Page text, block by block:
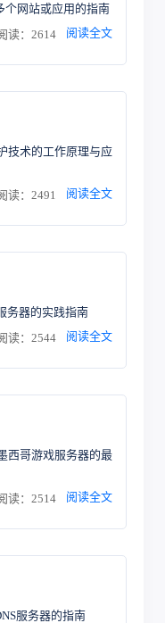
个网站或应用的指南
读：2614 阅读全文
技术的工作原理与应
读：2491 阅读全文
务器的实践指南
读：2544 阅读全文
西哥游戏服务器的最
读：2514 阅读全文
服务器的指南